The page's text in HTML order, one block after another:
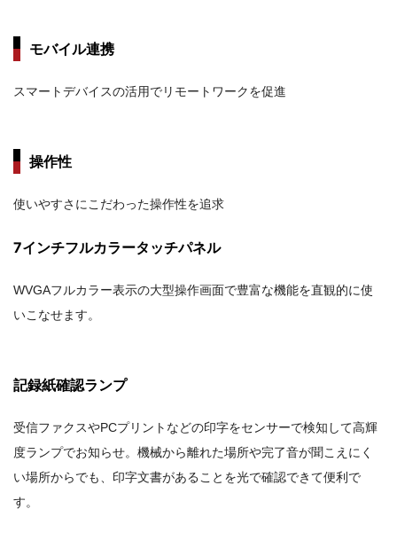
モバイル連携
スマートデバイスの活用でリモートワークを促進
操作性
使いやすさにこだわった操作性を追求
7インチフルカラータッチパネル
WVGAフルカラー表示の大型操作画面で豊富な機能を直観的に使
いこなせます。
記録紙確認ランプ
受信ファクスやPCプリントなどの印字をセンサーで検知して高輝
度ランプでお知らせ。機械から離れた場所や完了音が聞こえにく
い場所からでも、印字文書があることを光で確認できて便利で
す。